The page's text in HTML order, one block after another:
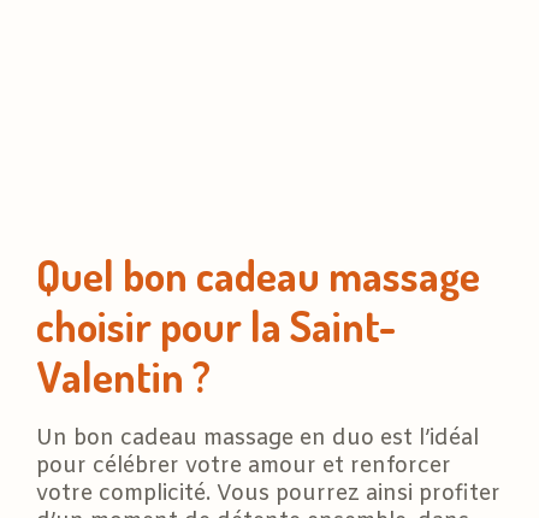
Quel bon cadeau massage
choisir pour la Saint-
Valentin ?
Un bon cadeau massage en duo est l’idéal
pour célébrer votre amour et renforcer
votre complicité. Vous pourrez ainsi profiter